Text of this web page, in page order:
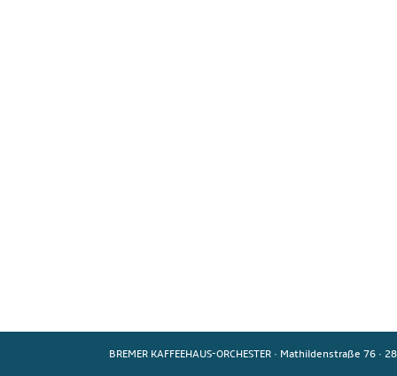
BREMER KAFFEEHAUS-ORCHESTER · Mathildenstraße 76 ·